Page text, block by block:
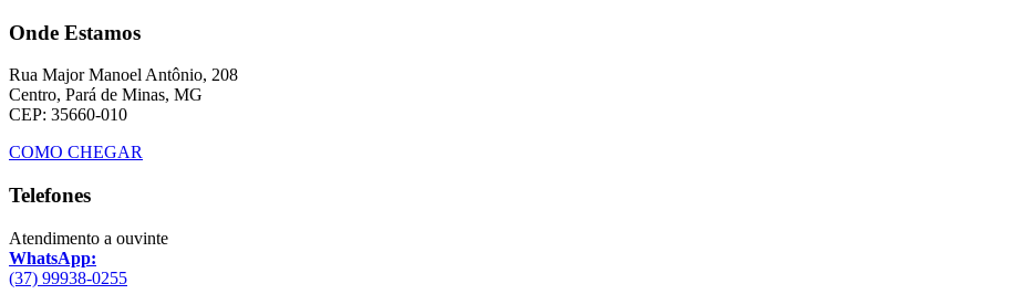
Onde Estamos
Rua Major Manoel Antônio, 208
Centro, Pará de Minas, MG
CEP: 35660-010
COMO CHEGAR
Telefones
Atendimento a ouvinte
WhatsApp:
(37) 99938-0255